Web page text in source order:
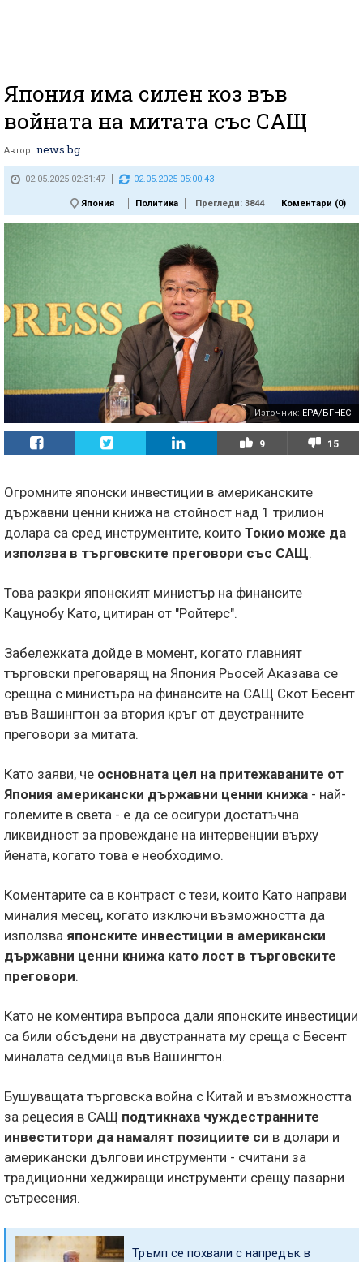
Япония има силен коз във
войната на митата със САЩ
Автор: news.bg
02.05.2025 02:31:47 02.05.2025 05:00:43
Япония Политика Прегледи: 3844 Коментари (0)
Източник: EPA/БГНЕС
9 15
Огромните японски инвестиции в американските
държавни ценни книжа на стойност над 1 трилион
долара са сред инструментите, които Токио може да
използва в търговските преговори със САЩ.
Това разкри японският министър на финансите
Кацунобу Като, цитиран от "Ройтерс".
Забележката дойде в момент, когато главният
търговски преговарящ на Япония Рьосей Аказава се
срещна с министъра на финансите на САЩ Скот Бесент
във Вашингтон за втория кръг от двустранните
преговори за митата.
Като заяви, че основната цел на притежаваните от
Япония американски държавни ценни книжа - най-
големите в света - е да се осигури достатъчна
ликвидност за провеждане на интервенции върху
йената, когато това е необходимо.
Коментарите са в контраст с тези, които Като направи
миналия месец, когато изключи възможността да
използва японските инвестиции в американски
държавни ценни книжа като лост в търговските
преговори.
Като не коментира въпроса дали японските инвестиции
са били обсъдени на двустранната му среща с Бесент
миналата седмица във Вашингтон.
Бушуващата търговска война с Китай и възможността
за рецесия в САЩ подтикнаха чуждестранните
инвеститори да намалят позициите си в долари и
американски дългови инструменти - считани за
традиционни хеджиращи инструменти срещу пазарни
сътресения.
Тръмп се похвали с напредък в